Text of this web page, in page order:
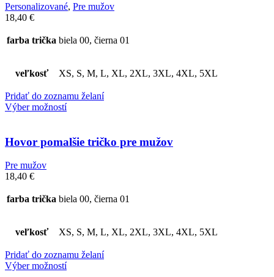
Personalizované, Pre mužov
18,40 €
farba trička biela 00, čierna 01
veľkosť XS, S, M, L, XL, 2XL, 3XL, 4XL, 5XL
Pridať do zoznamu želaní
Výber možností
Hovor pomalšie tričko pre mužov
Pre mužov
18,40 €
farba trička biela 00, čierna 01
veľkosť XS, S, M, L, XL, 2XL, 3XL, 4XL, 5XL
Pridať do zoznamu želaní
Výber možností